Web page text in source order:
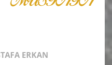
ERKAN